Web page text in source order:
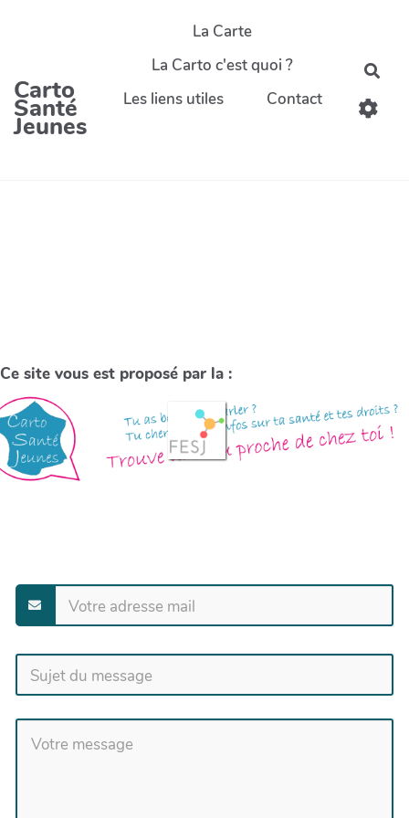
Carto
Santé
Jeunes
La Carte
La Carto c'est quoi ?
Les liens utiles
Contact
Ce site vous est proposé par la :